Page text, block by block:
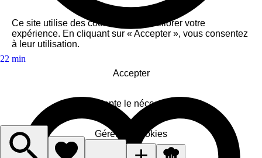
22 min
Ce site utilise des cookies pour améliorer votre
expérience. En cliquant sur « Accepter », vous consentez
à leur utilisation.
Accepter
J'accepte le nécessaire
Gérer les cookies